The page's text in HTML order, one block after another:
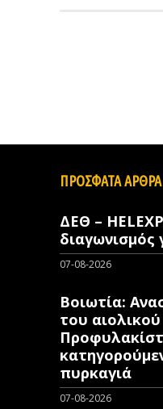
ΠΡΟΣΦΑΤΑ ΑΡΘΡΑ
ΔΕΘ –
διαγωνισμός
07-08-2026
Βοιωτία:
του
πυρκαγιά
07-08-2026